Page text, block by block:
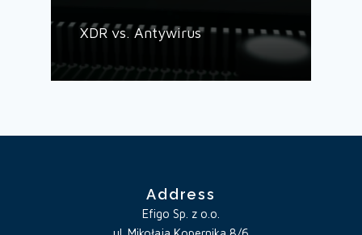
XDR vs. Antywirus
Address
Efigo Sp. z o.o.